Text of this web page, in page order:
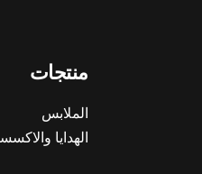
منتجات
الملابس
الهدايا